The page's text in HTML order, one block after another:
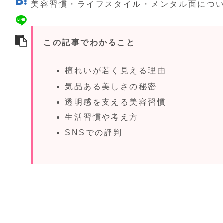
美容習慣・ライフスタイル・メンタル面につ
この記事でわかること
檀れいが若く見える理由
気品ある美しさの秘密
透明感を支える美容習慣
生活習慣や考え方
SNSでの評判